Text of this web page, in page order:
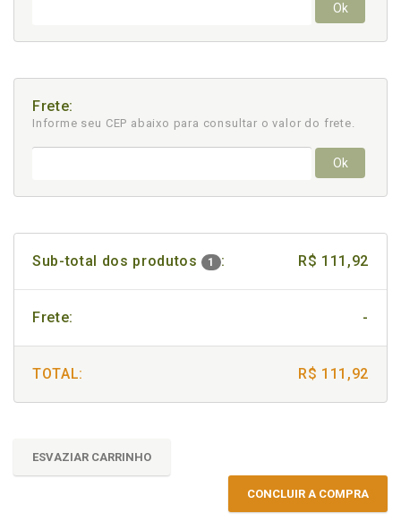
Ok
Frete:
Informe seu CEP abaixo para consultar o valor do frete.
Ok
Sub-total dos produtos 1 : R$ 111,92
Frete: -
TOTAL: R$ 111,92
ESVAZIAR CARRINHO
CONCLUIR A COMPRA